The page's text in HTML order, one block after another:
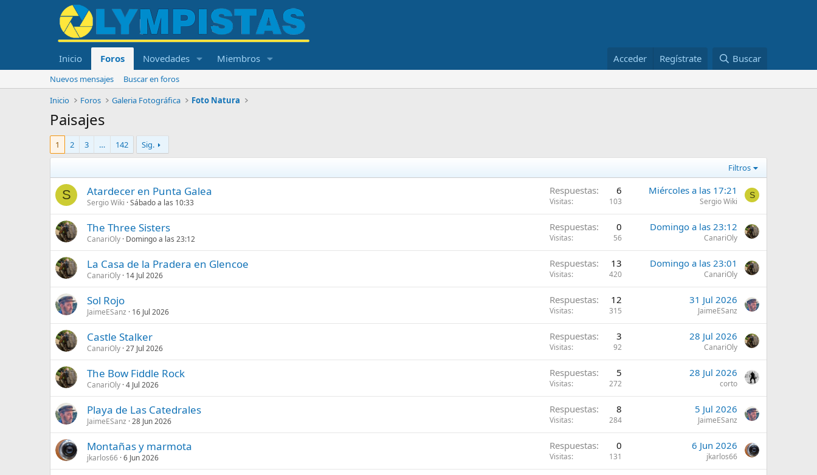
Inicio Foros Novedades Miembros Acceder Regístrate Buscar
Nuevos mensajes
Buscar en foros
Inicio
Foros Galeria Fotográfica Foto Natura
Paisajes
1 2 3 … 142 Sig.
Filtros
S Atardecer en Punta Galea
Sergio Wiki Sábado a las 10:33
Respuestas 6
Visitas 103
Miércoles a las 17:21
Sergio Wiki
S
The Three Sisters
CanariOly Domingo a las 23:12
Respuestas 0
Visitas 56
Domingo a las 23:12
CanariOly
La Casa de la Pradera en Glencoe
CanariOly 14 Jul 2026
Respuestas 13
Visitas 420
Domingo a las 23:01
CanariOly
Sol Rojo
JaimeESanz 16 Jul 2026
Respuestas 12
Visitas 315
31 Jul 2026
JaimeESanz
Castle Stalker
CanariOly 27 Jul 2026
Respuestas 3
Visitas 92
28 Jul 2026
CanariOly
The Bow Fiddle Rock
CanariOly 4 Jul 2026
Respuestas 5
Visitas 272
28 Jul 2026
corto
Playa de Las Catedrales
JaimeESanz 28 Jun 2026
Respuestas 8
Visitas 284
5 Jul 2026
JaimeESanz
Montañas y marmota
jkarlos66 6 Jun 2026
Respuestas 0
Visitas 131
6 Jun 2026
jkarlos66